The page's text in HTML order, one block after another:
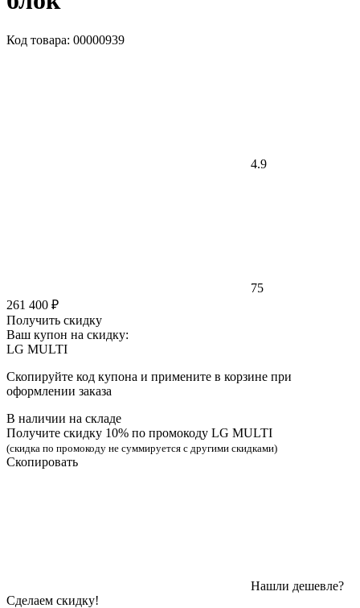
Код товара: 00000939
4.9
75
261 400 ₽
Получить скидку
Ваш купон на скидку:
LG MULTI
Скопируйте код купона и примените в корзине при
оформлении заказа
В наличии на складе
Получите скидку 10% по промокоду LG MULTI
(скидка по промокоду не суммируется с другими скидками)
Скопировать
Нашли дешевле?
Сделаем скидку!